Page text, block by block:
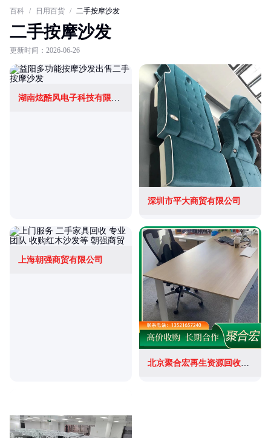
百科 / 日用百货 / 二手按摩沙发
二手按摩沙发
更新时间：2026-06-26
湖南炫酷风电子科技有限公司
深圳市平大商贸有限公司
上海朝强商贸有限公司
北京聚合宏再生资源回收有限公司